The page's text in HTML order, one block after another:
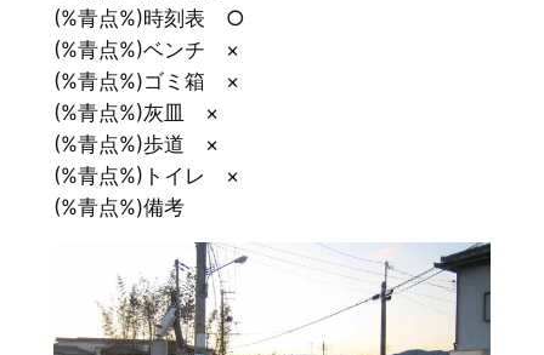
(%青点%)時刻表 ○
(%青点%)ベンチ ×
(%青点%)ゴミ箱 ×
(%青点%)灰皿 ×
(%青点%)歩道 ×
(%青点%)トイレ ×
(%青点%)備考